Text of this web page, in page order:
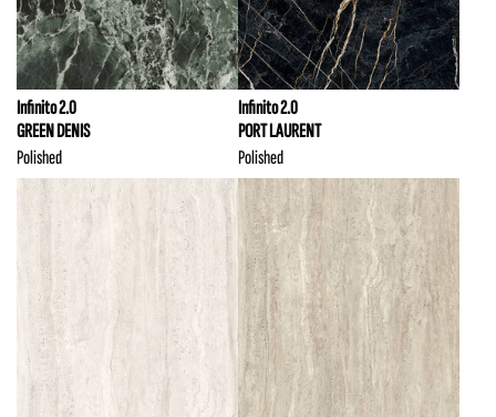
Infinito 2.0
GREEN DENIS
Polished
Infinito 2.0
PORT LAURENT
Polished